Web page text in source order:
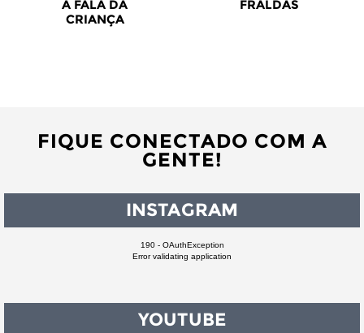
A FALA DA
CRIANÇA
FRALDAS
FIQUE CONECTADO COM A
GENTE!
INSTAGRAM
190 - OAuthException
Error validating application
YOUTUBE